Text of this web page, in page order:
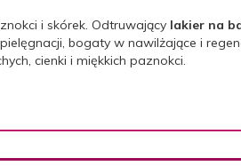
i skórek. Odtruwający lakier na
bogaty w nawilżające i
cienki i miękkich paznokci.